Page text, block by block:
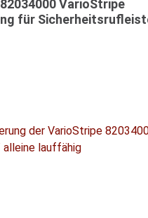
VarioStripe
für
der VarioStripe
alleine lauffähig